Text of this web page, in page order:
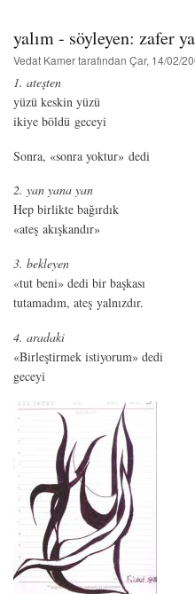
yalım - söyleyen: zafer
Vedat Kamertarafından Çar, 14/02/
1. ateşten
yüzü keskin yüzü
ikiye böldü geceyi
Sonra, «sonra yoktur» dedi
2. yan yana yan
Hep birlikte bağırdık
«ateş akışkandır»
3. bekleyen
«tut beni» dedi bir başkası
tutamadım, ateş yalnızdır.
4. aradaki
«Birleştirmek istiyorum» dedi
geceyi